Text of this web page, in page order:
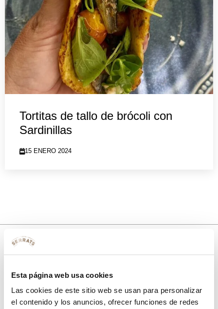
Esta página web usa cookies
Las cookies de este sitio web se usan para personalizar
el contenido y los anuncios, ofrecer funciones de redes
Tortitas de tallo de brócoli con
Sardinillas
15 ENERO 2024
con tu primera compra.